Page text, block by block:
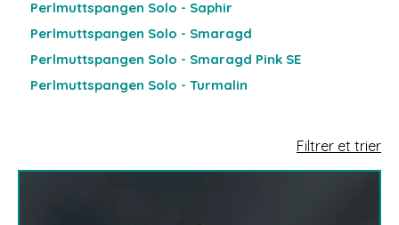
Perlmuttspangen Solo - Saphir
Perlmuttspangen Solo - Smaragd
Perlmuttspangen Solo - Smaragd Pink SE
Perlmuttspangen Solo - Turmalin
Filtrer et trier